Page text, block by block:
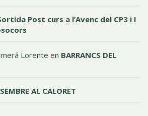
Post curs a l’Avenc del CP3 i I
Lorente en BARRANCS DEL
AL CALORET